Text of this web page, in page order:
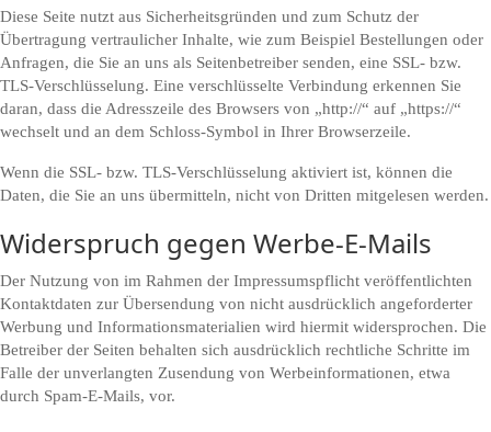
Diese Seite nutzt aus Sicherheitsgründen und zum Schutz der
Übertragung vertraulicher Inhalte, wie zum Beispiel Bestellungen oder
Anfragen, die Sie an uns als Seitenbetreiber senden, eine SSL- bzw.
TLS-Verschlüsselung. Eine verschlüsselte Verbindung erkennen Sie
daran, dass die Adresszeile des Browsers von „http://“ auf „https://“
wechselt und an dem Schloss-Symbol in Ihrer Browserzeile.
Wenn die SSL- bzw. TLS-Verschlüsselung aktiviert ist, können die
Daten, die Sie an uns übermitteln, nicht von Dritten mitgelesen werden.
Widerspruch gegen Werbe-E-Mails
Der Nutzung von im Rahmen der Impressumspflicht veröffentlichten
Kontaktdaten zur Übersendung von nicht ausdrücklich angeforderter
Werbung und Informationsmaterialien wird hiermit widersprochen. Die
Betreiber der Seiten behalten sich ausdrücklich rechtliche Schritte im
Falle der unverlangten Zusendung von Werbeinformationen, etwa
durch Spam-E-Mails, vor.